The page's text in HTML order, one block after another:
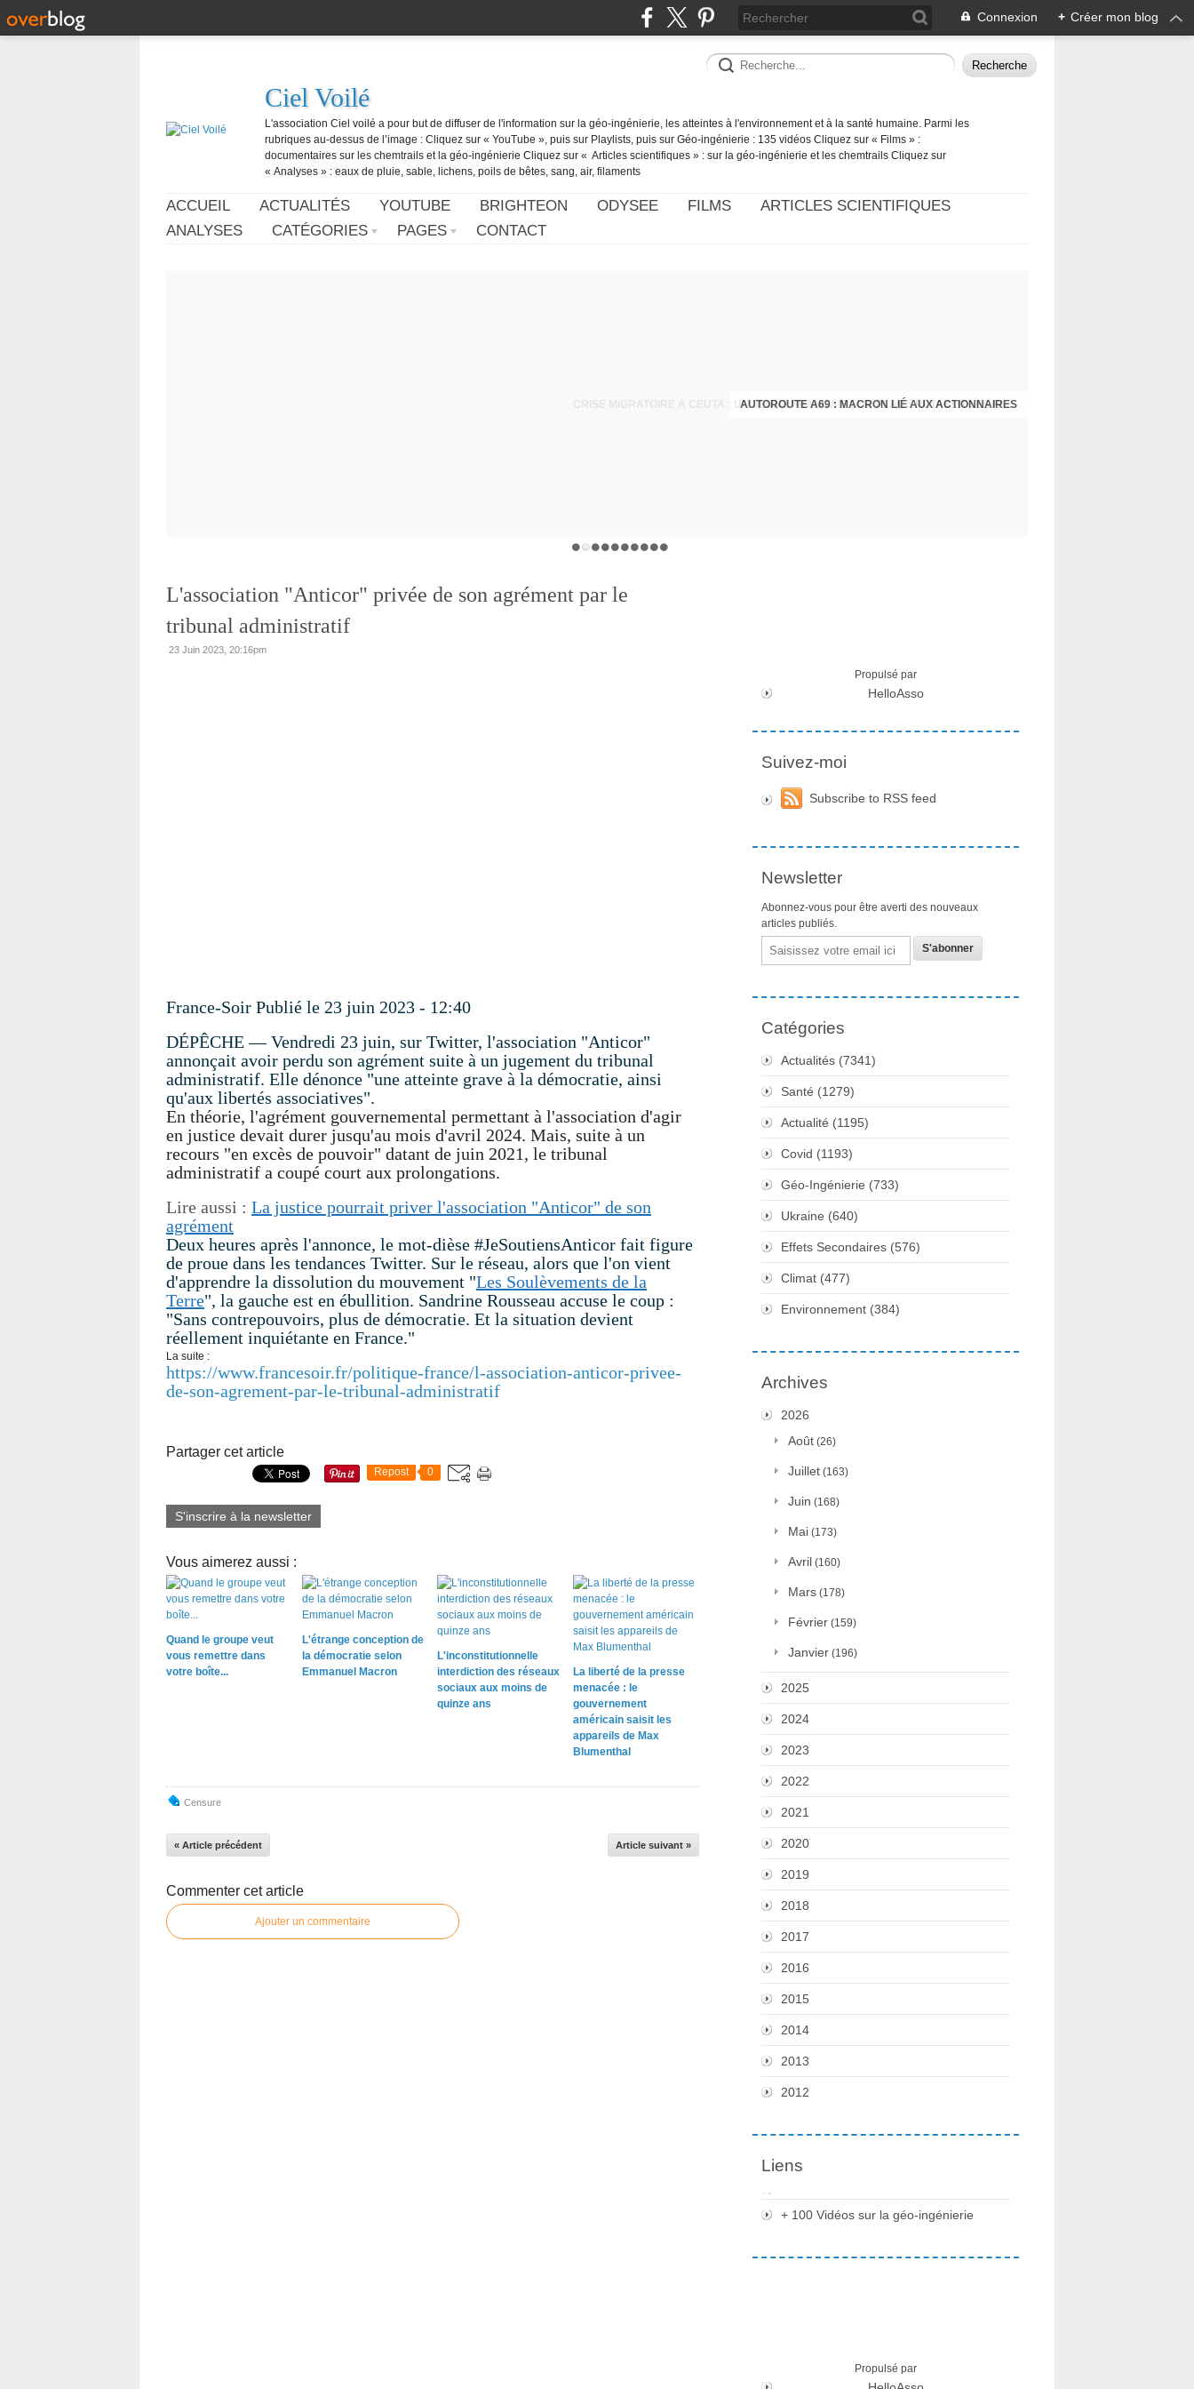
Connexion + Créer mon blog
Ciel Voilé
L'association Ciel voilé a pour but de diffuser de l'information sur la géo-ingénierie, les atteintes à l'environnement et à la santé humaine. Parmi les
rubriques au-dessus de l’image : Cliquez sur « YouTube », puis sur Playlists, puis sur Géo-ingénierie : 135 vidéos Cliquez sur « Films » :
documentaires sur les chemtrails et la géo-ingénierie Cliquez sur « Articles scientifiques » : sur la géo-ingénierie et les chemtrails Cliquez sur
« Analyses » : eaux de pluie, sable, lichens, poils de bêtes, sang, air, filaments
ACCUEIL ACTUALITÉS YOUTUBE BRIGHTEON ODYSEE FILMS
ARTICLES SCIENTIFIQUES
ANALYSES
CATÉGORIES PAGES CONTACT
AUTOROUTE A69 : MACRON LIÉ AUX ACTIONNAIRES
CRISE MIGRATOIRE À CEUTA : UN JEUNE FRANÇAIS SUR PLACE RÉTABLIT LES FAITS ! - RAPHAËL AYMA
L'association "Anticor" privée de son agrément par le
tribunal administratif
23 Juin 2023, 20:16pm
France-Soir Publié le 23 juin 2023 - 12:40
DÉPÊCHE — Vendredi 23 juin, sur Twitter, l'association "Anticor"
annonçait avoir perdu son agrément suite à un jugement du tribunal
administratif. Elle dénonce "une atteinte grave à la démocratie, ainsi
qu'aux libertés associatives".
En théorie, l'agrément gouvernemental permettant à l'association d'agir
en justice devait durer jusqu'au mois d'avril 2024. Mais, suite à un
recours "en excès de pouvoir" datant de juin 2021, le tribunal
administratif a coupé court aux prolongations.
Lire aussi : La justice pourrait priver l'association "Anticor" de son
agrément
Deux heures après l'annonce, le mot-dièse #JeSoutiensAnticor fait figure
de proue dans les tendances Twitter. Sur le réseau, alors que l'on vient
d'apprendre la dissolution du mouvement "Les Soulèvements de la
Terre", la gauche est en ébullition. Sandrine Rousseau accuse le coup :
"Sans contrepouvoirs, plus de démocratie. Et la situation devient
réellement inquiétante en France."
La suite :
https://www.francesoir.fr/politique-france/l-association-anticor-privee-
de-son-agrement-par-le-tribunal-administratif
Partager cet article
Repost 0
S'inscrire à la newsletter
Vous aimerez aussi :
Quand le groupe veut
vous remettre dans
votre boîte...
L'étrange conception de
la démocratie selon
Emmanuel Macron
L'inconstitutionnelle
interdiction des réseaux
sociaux aux moins de
quinze ans
La liberté de la presse
menacée : le
gouvernement
américain saisit les
appareils de Max
Blumenthal
Censure
« Article précédent Article suivant »
Commenter cet article
Ajouter un commentaire
Propulsé par
HelloAsso
Suivez-moi
Subscribe to RSS feed
Newsletter
Abonnez-vous pour être averti des nouveaux
articles publiés.
Email
Catégories
Actualités (7341)
Santé (1279)
Actualité (1195)
Covid (1193)
Géo-Ingénierie (733)
Ukraine (640)
Effets Secondaires (576)
Climat (477)
Environnement (384)
Archives
2026
Août (26)
Juillet (163)
Juin (168)
Mai (173)
Avril (160)
Mars (178)
Février (159)
Janvier (196)
2025
2024
2023
2022
2021
2020
2019
2018
2017
2016
2015
2014
2013
2012
Liens
+ 100 Vidéos sur la géo-ingénierie
Propulsé par